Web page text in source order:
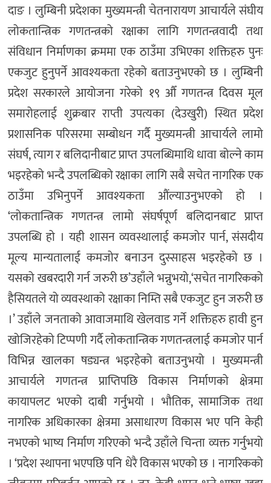
दाङ । लुम्बिनी प्रदेशका मुख्यमन्त्री चेतनारायण आचार्यले संघीय
लोकतान्त्रिक गणतन्त्रको रक्षाका लागि गणतन्त्रवादी तथा
संविधान निर्माणका क्रममा एक ठाउँमा उभिएका शक्तिहरु पुनः
एकजुट हुनुपर्ने आवश्यकता रहेको बताउनुभएको छ । लुम्बिनी
प्रदेश सरकारले आयोजना गरेको १९ औँ गणतन्त्र दिवस मूल
समारोहलाई शुक्रबार राप्ती उपत्यका (देउखुरी) स्थित प्रदेश
प्रशासनिक परिसरमा सम्बोधन गर्दै मुख्यमन्त्री आचार्यले लामो
संघर्ष, त्याग र बलिदानीबाट प्राप्त उपलब्धिमाथि धावा बोल्ने काम
भइरहेको भन्दै उपलब्धिको रक्षाका लागि सबै सचेत नागरिक एक
ठाउँमा उभिनुपर्ने आवश्यकता औंल्याउनुभएको हो ।
‘लोकतान्त्रिक गणतन्त्र लामो संघर्षपूर्ण बलिदानबाट प्राप्त
उपलब्धि हो । यही शासन व्यवस्थालाई कमजोर पार्न, संसदीय
मूल्य मान्यतालाई कमजोर बनाउन दुस्साहस भइरहेको छ ।
यसको खबरदारी गर्न जरुरी छ’उहाँले भन्नुभयो,‘सचेत नागरिकको
हैसियतले यो व्यवस्थाको रक्षाका निम्ति सबै एकजुट हुन जरुरी छ
।’ उहाँले जनताको आवाजमाथि खेलवाड गर्ने शक्तिहरु हावी हुन
खोजिरहेको टिप्पणी गर्दै लोकतान्त्रिक गणतन्त्रलाई कमजोर पार्न
विभिन्न खालका षड्यन्त्र भइरहेको बताउनुभयो । मुख्यमन्त्री
आचार्यले गणतन्त्र प्राप्तिपछि विकास निर्माणको क्षेत्रमा
कायापलट भएको दाबी गर्नुभयो । भौतिक, सामाजिक तथा
नागरिक अधिकारका क्षेत्रमा असाधारण विकास भए पनि केही
नभएको भाष्य निर्माण गरिएको भन्दै उहाँले चिन्ता व्यक्त गर्नुभयो
। ‘प्रदेश स्थापना भएपछि पनि धेरै विकास भएको छ । नागरिकको